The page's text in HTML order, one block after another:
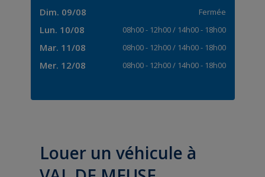
Dim. 09/08 Fermée
Lun. 10/08 08h00- 12h00/ 14h00- 18h00
Mar. 11/08 08h00- 12h00/ 14h00- 18h00
Mer. 12/08 08h00- 12h00/ 14h00- 18h00
Louer un véhicule à